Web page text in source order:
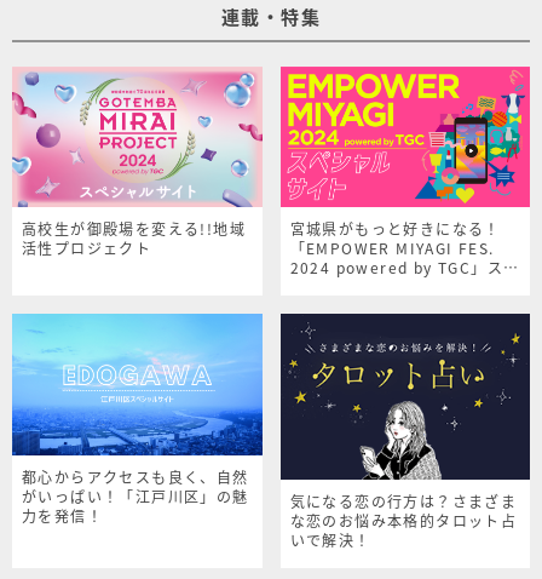
連載・特集
高校生が御殿場を変える!!地域
活性プロジェクト
宮城県がもっと好きになる！
「EMPOWER MIYAGI FES.
2024 powered by TGC」スペ
都心からアクセスも良く、自然
がいっぱい！「江戸川区」の魅
力を発信！
気になる恋の行方は？さまざま
な恋のお悩み本格的タロット占
いで解決！